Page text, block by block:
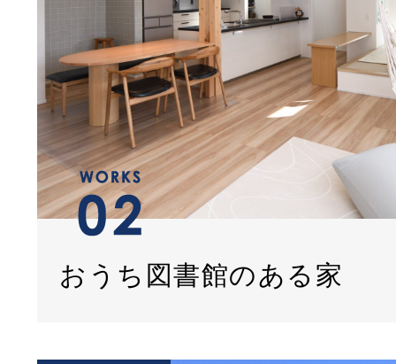
おうち図書館のある家